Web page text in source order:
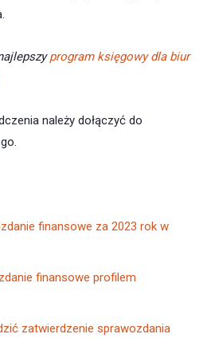
program księgowy dla biur
należy dołączyć do
finansowe za 2023 rok w
finansowe profilem
zatwierdzenie sprawozdania